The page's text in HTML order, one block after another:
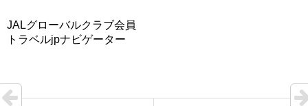
JALグローバルクラブ会員
トラベルjpナビゲーター